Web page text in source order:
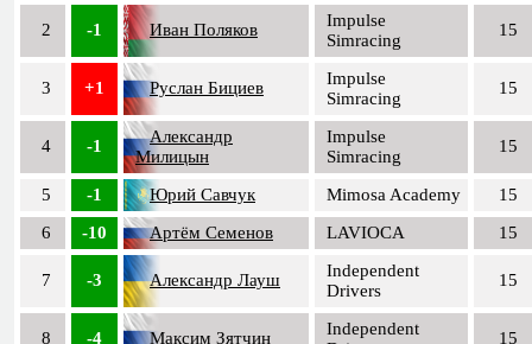
2 -1 Иван Поляков
Impulse
Simracing
15
3 +1 Руслан Бициев
Impulse
Simracing
15
4 -1
Александр
Милицын
Impulse
Simracing
15
5 -1 Юрий Савчук Mimosa Academy
15
6
-10 Артём Семенов LAVIOCA 15
7 -3 Александр Лауш
Independent
Drivers
15
8 -4 Максим Зятчин
Independent
15